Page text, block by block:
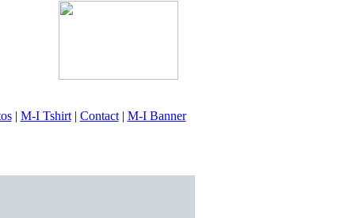
| M-I Tshirt| Contact| M-I Banner